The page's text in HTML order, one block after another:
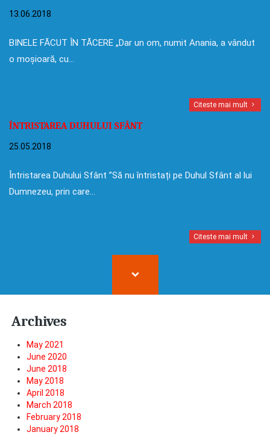
13.06.2018
BINELE FĂCUT ÎN TĂCERE „Dar un om, numit Anania, a vândut
o moșioară, cu…
Citeste mai mult
ÎNTRISTAREA DUHULUI SFÂNT
25.05.2018
Întristarea Duhului Sfânt ”Să nu întristați pe Duhul Sfânt al lui
Dumnezeu, prin care…
Citeste mai mult
Archives
May 2021
June 2020
June 2018
May 2018
April 2018
March 2018
February 2018
January 2018